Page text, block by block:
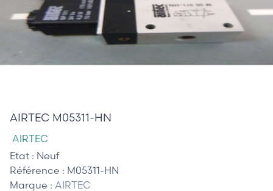
AIRTEC M05311-HN
AIRTEC
Etat : Neuf
Référence : M05311-HN
Marque : AIRTEC